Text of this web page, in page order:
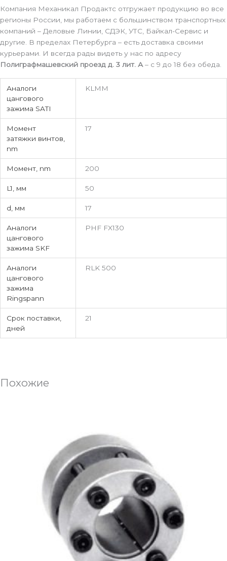
Компания Механикал Продактс отгружает продукцию во все
регионы России, мы работаем с большинством транспортных
компаний – Деловые Линии, СДЭК, УТС, Байкал-Сервис и
другие. В пределах Петербурга – есть доставка своими
курьерами. И всегда рады видеть у нас по адресу
Полиграфмашевский проезд д. 3 лит. А – с 9 до 18 без обеда.
Аналоги
цангового
зажима SATI
KLMM
Момент
затяжки винтов,
nm
17
Момент, nm 200
L1, мм 50
d, мм 17
Аналоги
цангового
зажима SKF
PHF FX130
Аналоги
цангового
зажима
Ringspann
RLK 500
Срок поставки,
дней
21
Похожие